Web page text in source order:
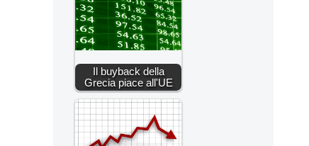
Il buyback della
Grecia piace all'UE